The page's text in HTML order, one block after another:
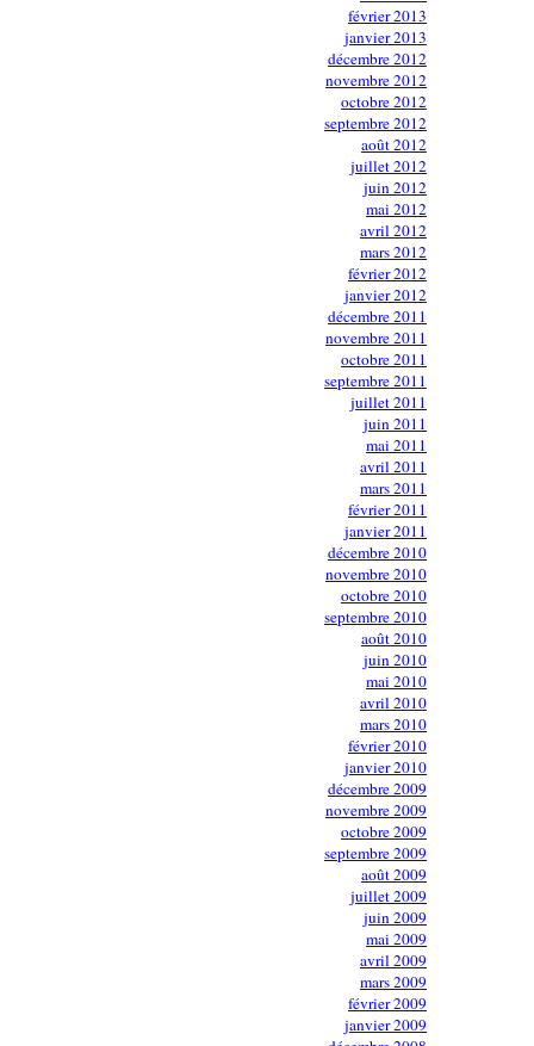
février 2013
janvier 2013
décembre 2012
novembre 2012
octobre 2012
septembre 2012
août 2012
juillet 2012
juin 2012
mai 2012
avril 2012
mars 2012
février 2012
janvier 2012
décembre 2011
novembre 2011
octobre 2011
septembre 2011
juillet 2011
juin 2011
mai 2011
avril 2011
mars 2011
février 2011
janvier 2011
décembre 2010
novembre 2010
octobre 2010
septembre 2010
août 2010
juin 2010
mai 2010
avril 2010
mars 2010
février 2010
janvier 2010
décembre 2009
novembre 2009
octobre 2009
septembre 2009
août 2009
juillet 2009
juin 2009
mai 2009
avril 2009
mars 2009
février 2009
janvier 2009